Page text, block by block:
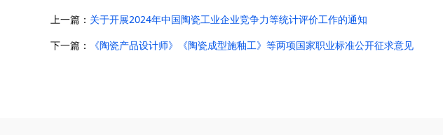
上一篇： 关于开展2024年中国陶瓷工业企业竞争力等统计评价工作的通知
下一篇：
《陶瓷产品设计师》《陶瓷成型施釉工》等两项国家职业标准公开征求意见